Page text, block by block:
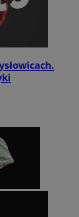
Holdings
Inc.